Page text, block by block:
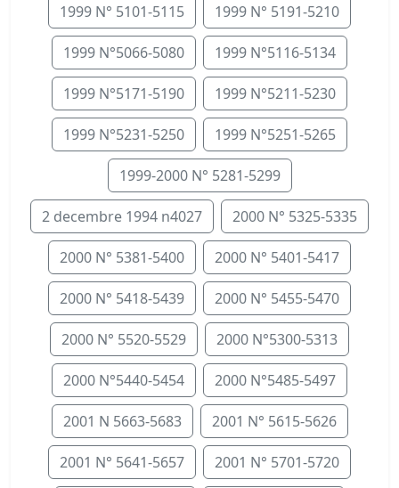
1999 N° 5101-5115 1999 N° 5191-5210
1999 N°5066-5080 1999 N°5116-5134
1999 N°5171-5190 1999 N°5211-5230
1999 N°5231-5250 1999 N°5251-5265
1999-2000 N° 5281-5299
2 decembre 1994 n4027 2000 N° 5325-5335
2000 N° 5381-5400 2000 N° 5401-5417
2000 N° 5418-5439 2000 N° 5455-5470
2000 N° 5520-5529 2000 N°5300-5313
2000 N°5440-5454 2000 N°5485-5497
2001 N 5663-5683 2001 N° 5615-5626
2001 N° 5641-5657 2001 N° 5701-5720